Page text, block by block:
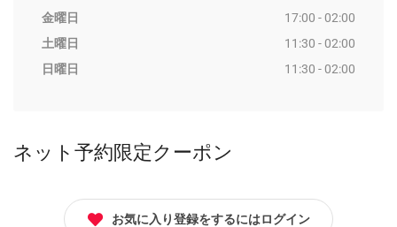
金曜日
17:00 - 02:00
土曜日
11:30 - 02:00
日曜日
11:30 - 02:00
ネット予約限定クーポン
お気に入り登録をするにはログイン